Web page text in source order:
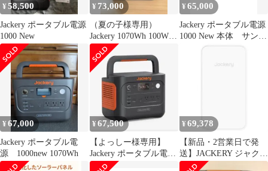
¥58,500
Jackery ポータブル電源
1000 New
¥ 73,000
（夏の子様専用）
Jackery 1070Wh 100W
ポータブル電源 ソーラ
ー
¥65,000
Jackery ポータブル電源
1000 New 本体 サンド
ゴールド 箱あり
¥67,000
Jackery ポータブル電
源 1000new 1070Wh
¥67,500
【よっしー様専用】
Jackery ポータブル電源
1000 New 1070Wh
¥ 69,378
【新品・2営業日で発
送】JACKERY ジャクリ
Jackery SlimPower